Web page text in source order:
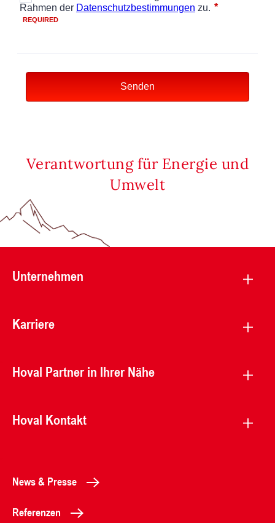
Verantwortung für Energie und
Umwelt
Unternehmen
Karriere
Hoval Partner in Ihrer Nähe
Hoval Kontakt
News & Presse
Referenzen